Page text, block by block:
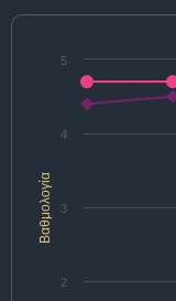
Βαθμολογία
2
3
4
5